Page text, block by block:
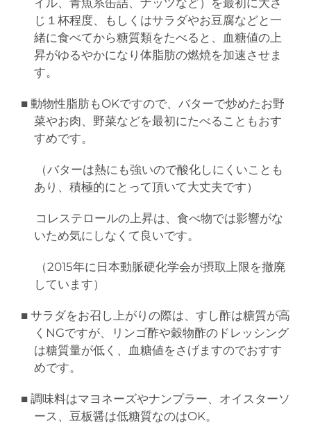
じ１杯程度、もしくはサラダやお豆腐などと一
緒に食べてから糖質類をたべると、血糖値の上
昇がゆるやかになり体脂肪の燃焼を加速させま
す。
■ 動物性脂肪もOKですので、バターで炒めたお野
菜やお肉、野菜などを最初にたべることもおす
すめです。
（バターは熱にも強いので酸化しにくいことも
あり、積極的にとって頂いて大丈夫です）
コレステロールの上昇は、食べ物では影響がな
いため気にしなくて良いです。
（2015年に日本動脈硬化学会が摂取上限を撤廃
しています）
■ サラダをお召し上がりの際は、すし酢は糖質が高
くNGですが、リンゴ酢や穀物酢のドレッシング
は糖質量が低く、血糖値をさげますのでおすす
めです。
■ 調味料はマヨネーズやナンプラー、オイスターソ
ース、豆板醤は低糖質なのはOK。